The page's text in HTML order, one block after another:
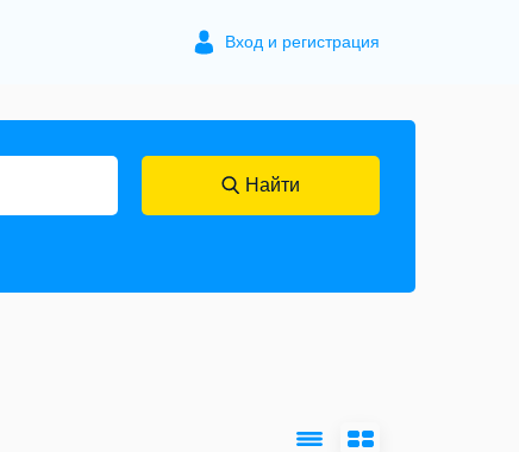
Вход и регистрация
Найти